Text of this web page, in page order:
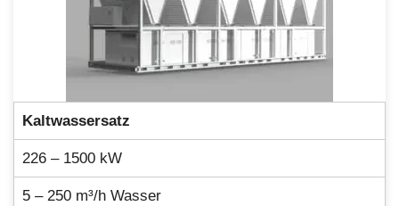
Kaltwassersatz
226 – 1500 kW
5 – 250 m³/h Wasser